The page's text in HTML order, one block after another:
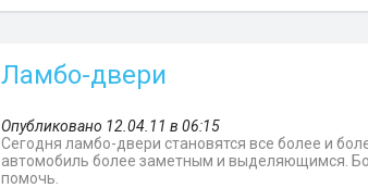
Ламбо-двери
Опубликовано 12.04.11 в 06:15
Сегодня ламбо-двери становятся все более и
автомобиль более заметным и выделяющимся.
помочь.